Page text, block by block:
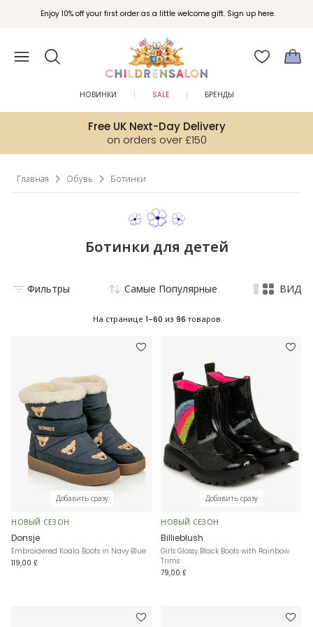
Enjoy 10% off your first order as a little welcome gift. Sign up here.
Вступайте в клуб Бонусы Childrensalon для эксклюзивных привилегий при
покупках.
Free UK Next-Day Delivery
on orders over £150
НОВИНКИ SALE БРЕНДЫ
Главная Обувь Ботинки
Ботинки для детей
Фильтры Самые Популярные ВИД
На странице 1-60 из 96 товаров
Добавить сразу
НОВЫЙ СЕЗОН
Donsje
Embroidered Koala Boots in Navy Blue
119,00 £
Добавить сразу
НОВЫЙ СЕЗОН
Billieblush
Girls Glossy Black Boots with Rainbow
Trims
79,00 £